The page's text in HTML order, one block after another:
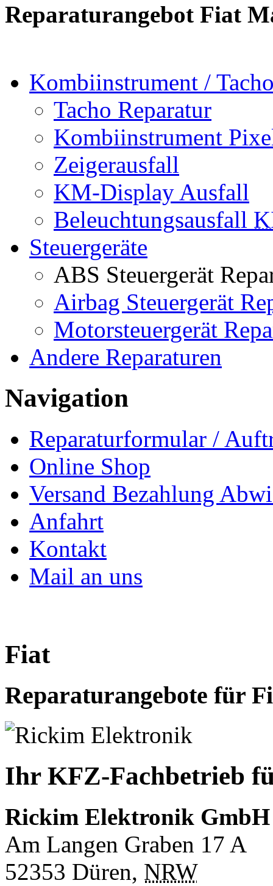
Reparaturangebot Fiat
Kombiinstrument /
Tacho Reparatur
Kombiinstrument
Zeigerausfall
KM-Display Ausfall
Beleuchtungsausfall
Steuergeräte
ABS Steuergerät
Airbag Steuergerät
Motorsteuergerät
Andere Reparaturen
Navigation
Reparaturformular /
Online Shop
Versand Bezahlung
Anfahrt
Kontakt
Mail an uns
Fiat
Reparaturangebote für
Ihr KFZ-Fachbetrieb
Rickim Elektronik GmbH
Am Langen Graben 17 A
52353 Düren, NRW